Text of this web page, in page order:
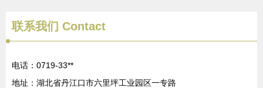
联系我们 Contact
电话：0719-33**
地址：湖北省丹江口市六里坪工业园区一专路